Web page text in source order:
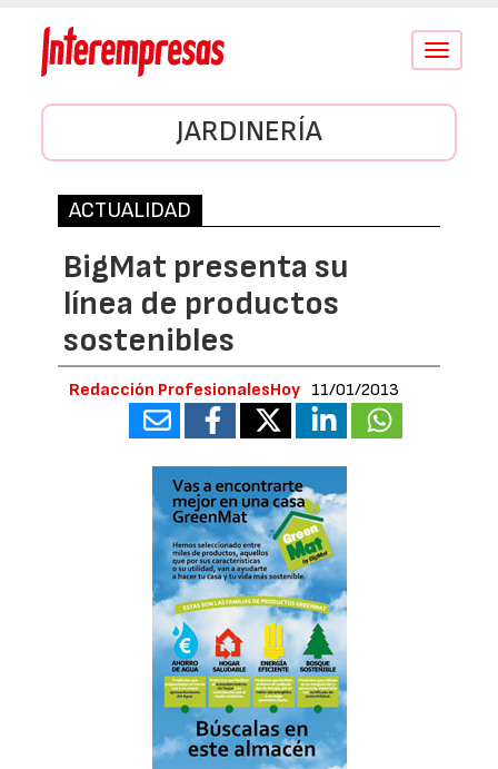
Conmutar
JARDINERÍA
ACTUALIDAD
BigMat presenta su
línea de productos
sostenibles
Redacción ProfesionalesHoy 11/01/2013